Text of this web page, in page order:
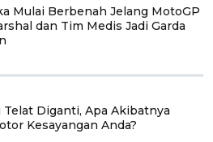
Mulai Berbenah Jelang MotoGP
dan Tim Medis Jadi Garda
Telat Diganti, Apa Akibatnya
Kesayangan Anda?